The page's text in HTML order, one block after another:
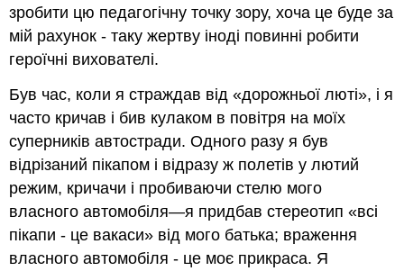
зробити цю педагогічну точку зору, хоча це буде за
мій рахунок - таку жертву іноді повинні робити
героїчні вихователі.
Був час, коли я страждав від «дорожньої люті», і я
часто кричав і бив кулаком в повітря на моїх
суперників автостради. Одного разу я був
відрізаний пікапом і відразу ж полетів у лютий
режим, кричачи і пробиваючи стелю мого
власного автомобіля—я придбав стереотип «всі
пікапи - це вакаси» від мого батька; враження
власного автомобіля - це моє прикраса. Я